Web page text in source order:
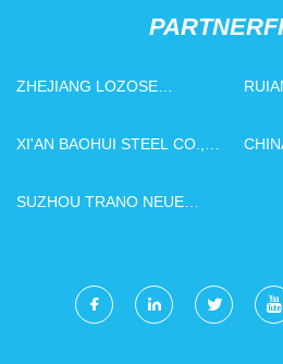
ZHEJIANG LOZOSE
VENTIL CO., LTD
RUIAN DILLY AUTO
XI'AN BAOHUI STEEL CO.,
SUZHOU TRANO NEUE